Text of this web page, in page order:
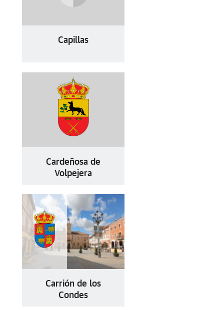
Capillas
Cardeñosa de
Volpejera
Carrión de los
Condes